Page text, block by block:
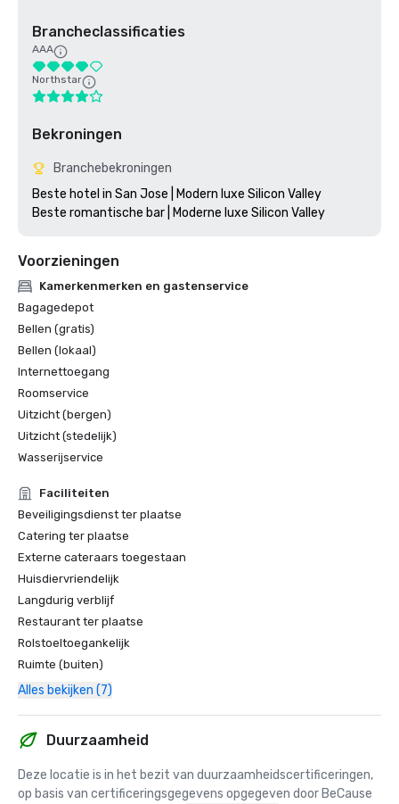
Brancheclassificaties
AAA
Northstar
Bekroningen
Branchebekroningen
Beste hotel in San Jose | Modern luxe Silicon Valley
Voorzieningen
Kamerkenmerken en gastenservice
Bagagedepot
Bellen (gratis)
Bellen (lokaal)
Internettoegang
Roomservice
Uitzicht (bergen)
Uitzicht (stedelijk)
Wasserijservice
Faciliteiten
Beveiligingsdienst ter plaatse
Catering ter plaatse
Externe cateraars toegestaan
Huisdiervriendelijk
Langdurig verblijf
Restaurant ter plaatse
Rolstoeltoegankelijk
Ruimte (buiten)
Alles bekijken (7)
Duurzaamheid
Deze locatie is in het bezit van duurzaamheidscertificeringen,
op basis van certificeringsgegevens opgegeven door BeCause